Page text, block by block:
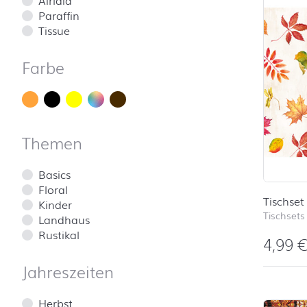
Tischsets
4,99€
Paraffin
Tissue
Farbe
Themen
Basics
Floral
Kinder
Landhaus
Rustikal
Jahreszeiten
Herbst